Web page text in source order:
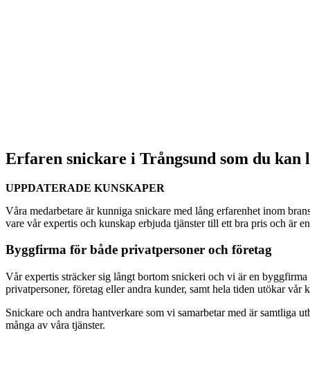
Erfaren snickare i Trångsund som du kan
UPPDATERADE KUNSKAPER
Våra medarbetare är kunniga snickare med lång erfarenhet inom
vare vår expertis och kunskap erbjuda tjänster till ett bra pris och är
Byggfirma för både privatpersoner och företag
Vår expertis sträcker sig långt bortom snickeri och vi är en
privatpersoner, företag eller andra kunder, samt hela tiden utökar vår
Snickare och andra hantverkare som vi samarbetar med är samtliga
många av våra tjänster.